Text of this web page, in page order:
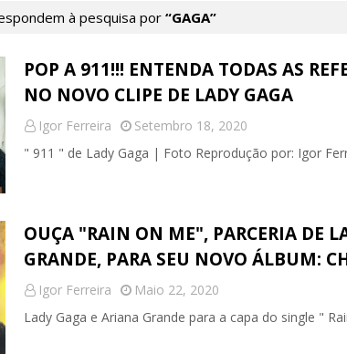
à pesquisa por GAGA
POP A 911!!! ENTENDA TODAS AS
NO NOVO CLIPE DE LADY GAGA
Igor Ferreira
Setembro 18, 2020
" 911 " de Lady Gaga | Foto Reprodução por: Igor
OUÇA "RAIN ON ME", PARCERIA DE
GRANDE, PARA SEU NOVO ÁLBUM:
Igor Ferreira
Maio 22, 2020
Lady Gaga e Ariana Grande para a capa do single "